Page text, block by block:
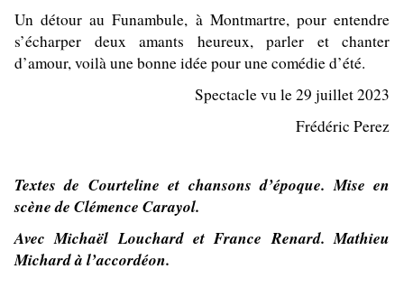
Un détour au Funambule, à Montmartre, pour entendre
s’écharper deux amants heureux, parler et chanter
d’amour, voilà une bonne idée pour une comédie d’été.
Spectacle vu le 29 juillet 2023
Frédéric Perez
Textes de Courteline et chansons d’époque. Mise en
scène de Clémence Carayol.
Avec Michaël Louchard et France Renard. Mathieu
Michard à l’accordéon.